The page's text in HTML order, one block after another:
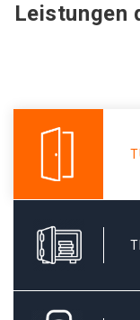
Leistungen